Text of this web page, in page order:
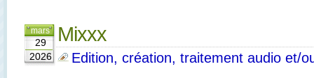
mars
29
2026
Mixxx
Edition, création, traitement audio et/